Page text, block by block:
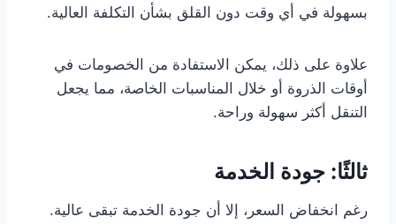
بسهولة في أي وقت دون القلق بشأن التكلفة العالية.
علاوة على ذلك، يمكن الاستفادة من الخصومات في
أوقات الذروة أو خلال المناسبات الخاصة، مما يجعل
التنقل أكثر سهولة وراحة.
ثالثًا: جودة الخدمة
رغم انخفاض السعر، إلا أن جودة الخدمة تبقى عالية.